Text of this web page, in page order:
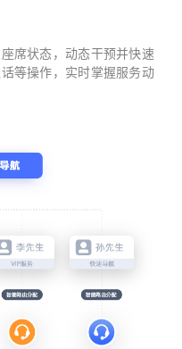
席状态，动态干预并快速
等操作，实时掌握服务动